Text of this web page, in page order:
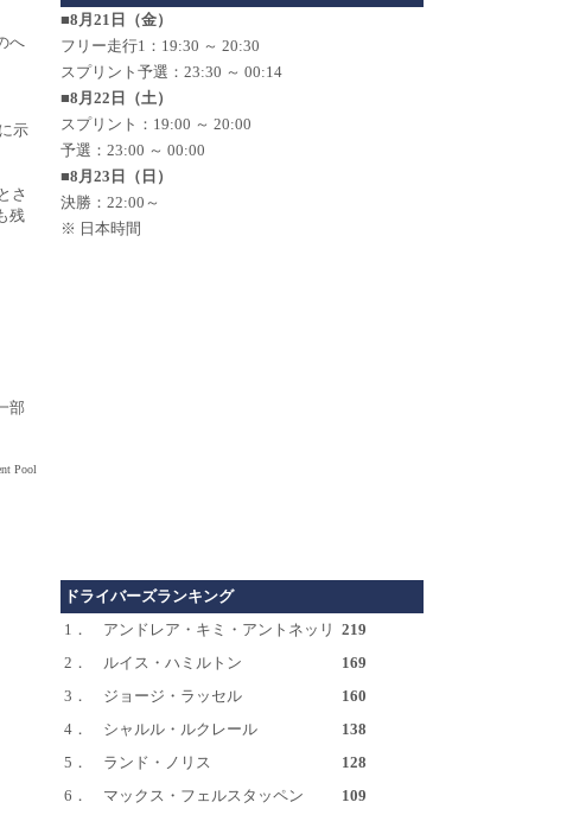
へ
示
さ
残
部
Pool
■8月21日（金）
フリー走行1：19:30 ～ 20:30
スプリント予選：23:30 ～ 00:14
■8月22日（土）
スプリント：19:00 ～ 20:00
予選：23:00 ～ 00:00
■8月23日（日）
決勝：22:00～
※ 日本時間
ドライバーズランキング
1．
アンドレア・キミ・アントネッリ 219
2．
ルイス・ハミルトン
169
3．
ジョージ・ラッセル
160
4．
シャルル・ルクレール
138
5．
ランド・ノリス
128
6．
マックス・フェルスタッペン
109